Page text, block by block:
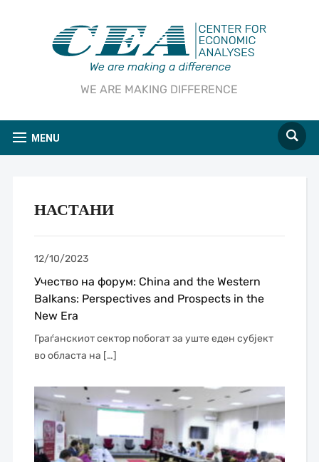
WE ARE MAKING DIFFERENCE
MENU
НАСТАНИ
12/10/2023
Учество на форум: China and the Western
Balkans: Perspectives and Prospects in the
New Era
Граѓанскиот сектор побогат за уште еден субјект
во областа на […]